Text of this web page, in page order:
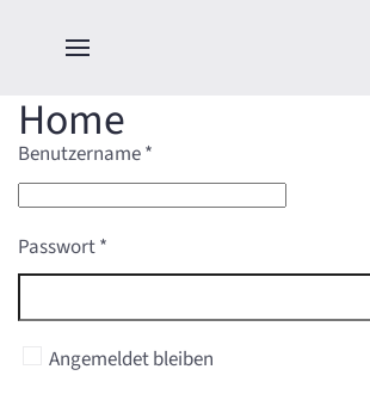
Home
Benutzername*
Passwort*
Angemeldet bleiben